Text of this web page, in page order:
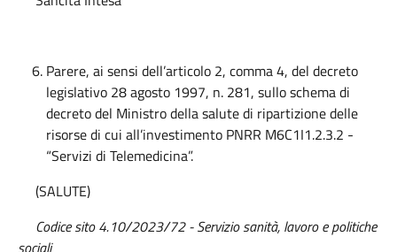
Parere, ai sensi dell’articolo 2, comma 4, del decreto
legislativo 28 agosto 1997, n. 281, sullo schema di
decreto del Ministro della salute di ripartizione delle
risorse di cui all’investimento PNRR M6C1I1.2.3.2 -
“Servizi di Telemedicina”.
(SALUTE)
Codice sito 4.10/2023/72 - Servizio sanità, lavoro e politiche
sociali